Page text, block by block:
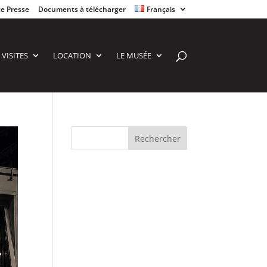
Presse Documents à télécharger Français
VISITES LOCATION LE MUSÉE